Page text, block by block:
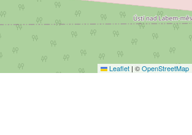
Leaflet | ©OpenStreetMap